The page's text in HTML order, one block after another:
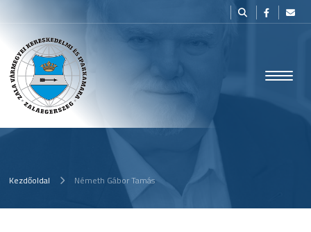
Kezdőoldal Németh Gábor Tamás